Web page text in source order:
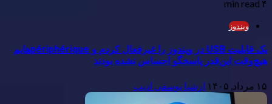
۴ min read
ویندوز
یک قابلیت USB در ویندوز را غیرفعال کردم و périphérique‌هایم
هیچ‌وقت این‌قدر پاسخگو احساس نشده بودند
۱۵ مرداد, ۱۴۰۵ ارشیا یوسفی ادیب